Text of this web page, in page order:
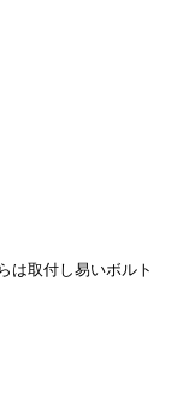
は取付し易いボルト